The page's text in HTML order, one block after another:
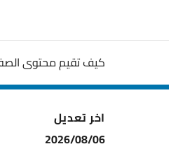
كيف تقيم محتوى
اخر تعديل
2026/08/06